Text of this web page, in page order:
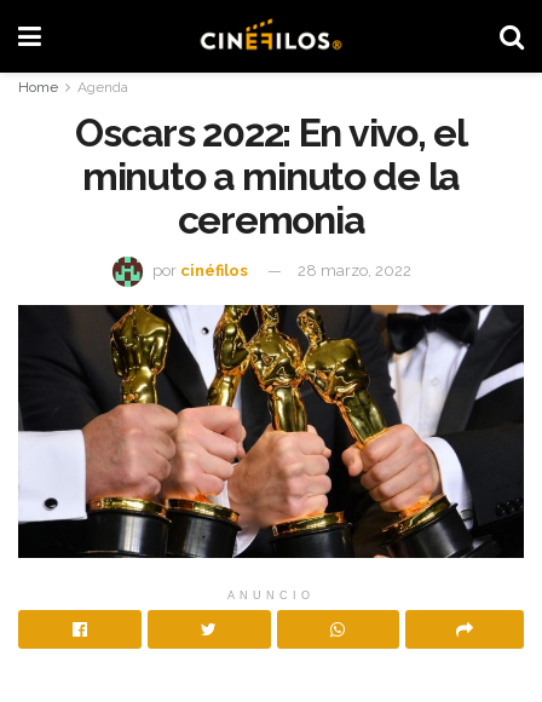
Home Agenda
Oscars 2022: En vivo, el
minuto a minuto de la
ceremonia
por cinéfilos 28 marzo, 2022
ANUNCIO